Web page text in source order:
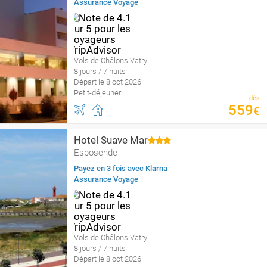
Assurance Voyage
Vols de Châlons Vatry
8 jours / 7 nuits
Départ le 8 oct 2026
Petit-déjeuner
dès
559€
Hotel Suave Mar
Esposende
Payez en 3 fois avec Klarna
Assurance Voyage
Vols de Châlons Vatry
8 jours / 7 nuits
Départ le 8 oct 2026